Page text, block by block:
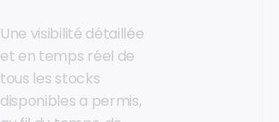
Une visibilité détaillée
et en temps réel de
tous les stocks
disponibles a permis,